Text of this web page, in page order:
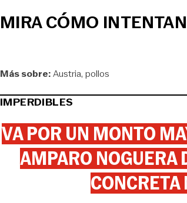
MIRA CÓMO
Más sobre:Austria pollos
IMPERDIBLES
VA POR UN MONTO
AMPARO NOGUERA